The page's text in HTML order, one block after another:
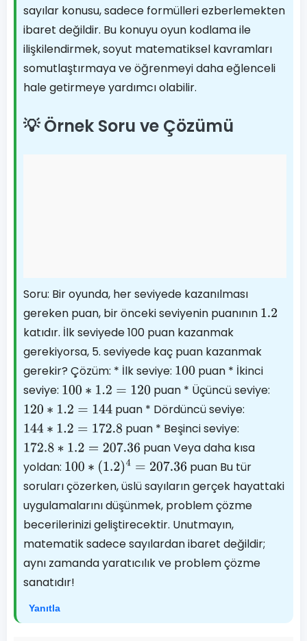
sayılar konusu, sadece formülleri ezberlemekten
ibaret değildir. Bu konuyu oyun kodlama ile
ilişkilendirmek, soyut matematiksel kavramları
somutlaştırmaya ve öğrenmeyi daha eğlenceli
hale getirmeye yardımcı olabilir.
💡 Örnek Soru ve Çözümü
Soru: Bir oyunda, her seviyede kazanılması
gereken puan, bir önceki seviyenin puanının 1.2
katıdır. İlk seviyede 100 puan kazanmak
gerekiyorsa, 5. seviyede kaç puan kazanmak
gerekir? Çözüm: * İlk seviye: 100 puan * İkinci
seviye: 100∗1.2=120
puan * Üçüncü seviye:
120∗1.2=144
puan * Dördüncü seviye:
144∗1.2=172.8
puan * Beşinci seviye:
172.8∗ 1.2=207.36
puan Veya daha kısa
yoldan: 100∗( 1.2)4=207.36
puan Bu tür
soruları çözerken, üslü sayıların gerçek hayattaki
uygulamalarını düşünmek, problem çözme
becerilerinizi geliştirecektir. Unutmayın,
matematik sadece sayılardan ibaret değildir;
aynı zamanda yaratıcılık ve problem çözme
sanatıdır!
Yanıtla